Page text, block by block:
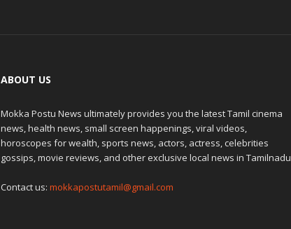
ABOUT US
Mokka Postu News ultimately provides you the latest Tamil cinema
news, health news, small screen happenings, viral videos,
horoscopes for wealth, sports news, actors, actress, celebrities
gossips, movie reviews, and other exclusive local news in Tamilnadu
Contact us: mokkapostutamil@gmail.com